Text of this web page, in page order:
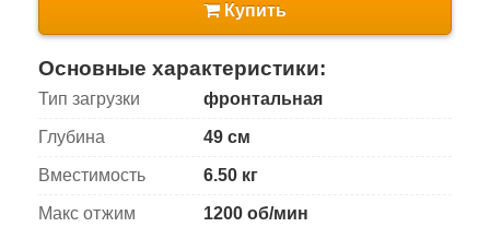
Купить
Основные характеристики:
Тип загрузки фронтальная
Глубина 49 см
Вместимость 6.50 кг
Макс отжим 1200 об/мин